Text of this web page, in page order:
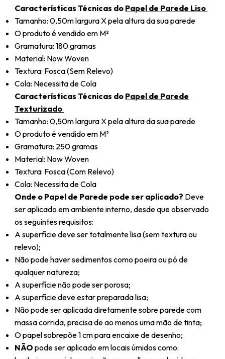
Características Técnicas do Papel de Parede Liso
Tamanho: 0,50m largura X pela altura da sua parede
O produto é vendido em M²
Gramatura: 180 gramas
Material: Now Woven
Textura: Fosca (Sem Relevo)
Cola: Necessita de Cola
Características Técnicas do Papel de Parede
Texturizado
Tamanho: 0,50m largura X pela altura da sua parede
O produto é vendido em M²
Gramatura: 250 gramas
Material: Now Woven
Textura: Fosca (Com Relevo)
Cola: Necessita de Cola
Onde o Papel de Parede pode ser aplicado? Deve
ser aplicado em ambiente interno, desde que observado
os seguintes requisitos:
A superfície deve ser totalmente lisa (sem textura ou
relevo);
Não pode haver sedimentos como poeira ou pó de
qualquer natureza;
A superfície não pode ser porosa;
A superfície deve estar preparada lisa;
Não pode ser aplicada diretamente sobre parede com
massa corrida, precisa de ao menos uma mão de tinta;
O papel sobrepõe 1 cm para encaixe de desenho;
NÃO pode ser aplicado em locais úmidos como: